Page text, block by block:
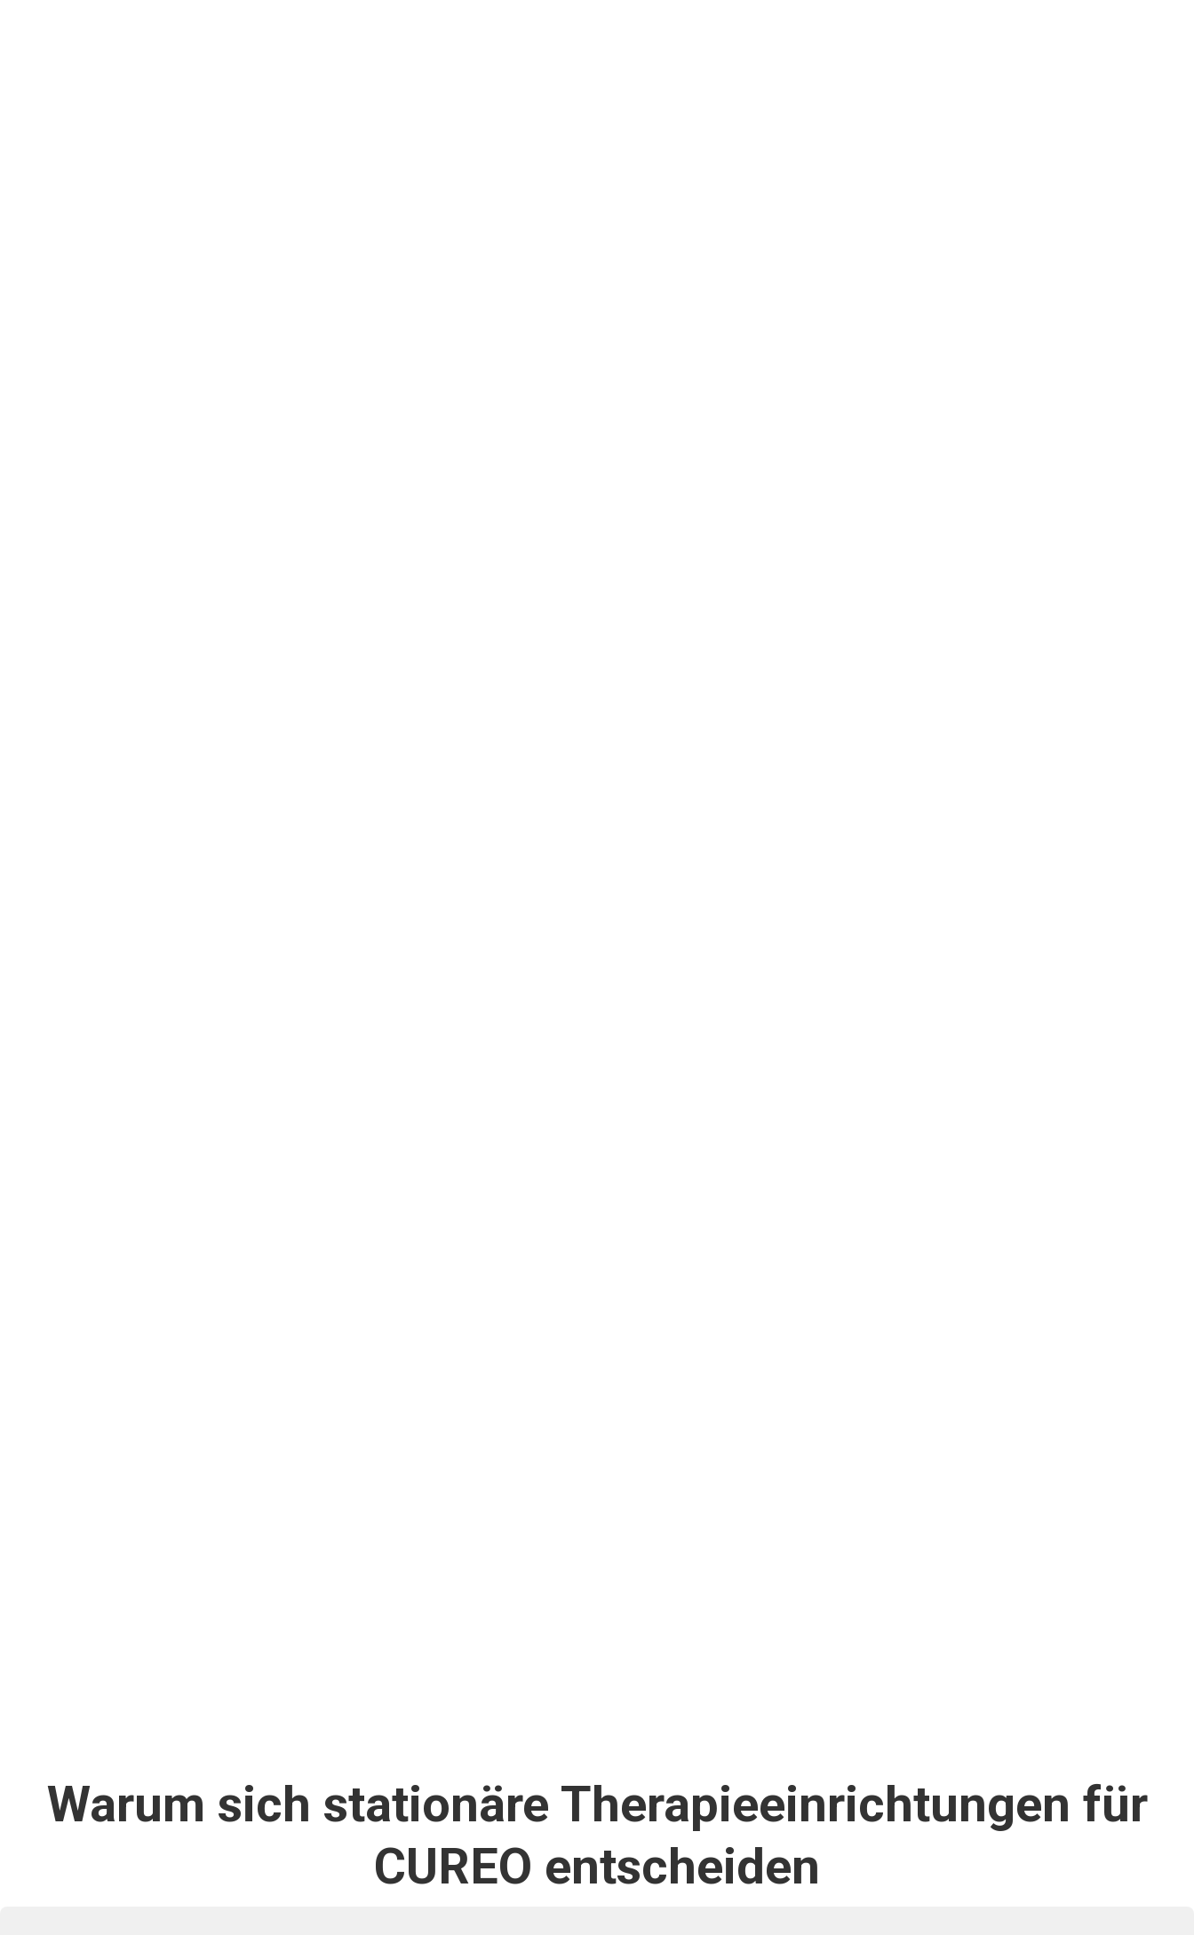
Warum sich stationäre Therapieeinrichtungen für
CUREO entscheiden